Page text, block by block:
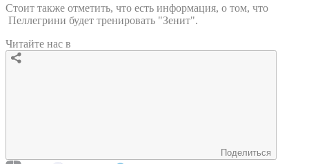
Стоит также отметить, что есть информация, о том, что
Пеллегрини будет тренировать "Зенит".
Читайте нас в
Поделиться